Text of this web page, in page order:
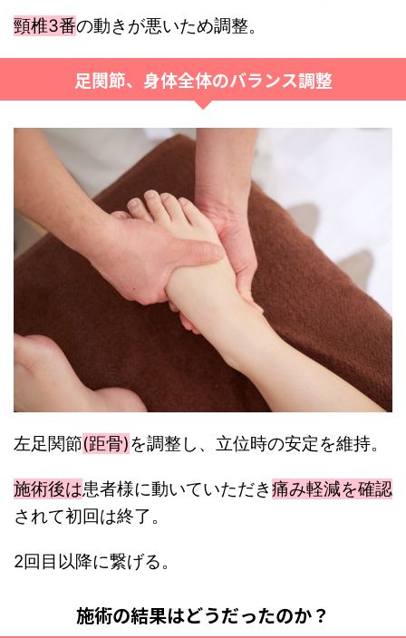
頸椎3番の動きが悪いため調整。
足関節、身体全体のバランス調整
左足関節(距骨)を調整し、立位時の安定を維持。
施術後は患者様に動いていただき痛み軽減を確認
されて初回は終了。
2回目以降に繋げる。
施術の結果はどうだったのか？